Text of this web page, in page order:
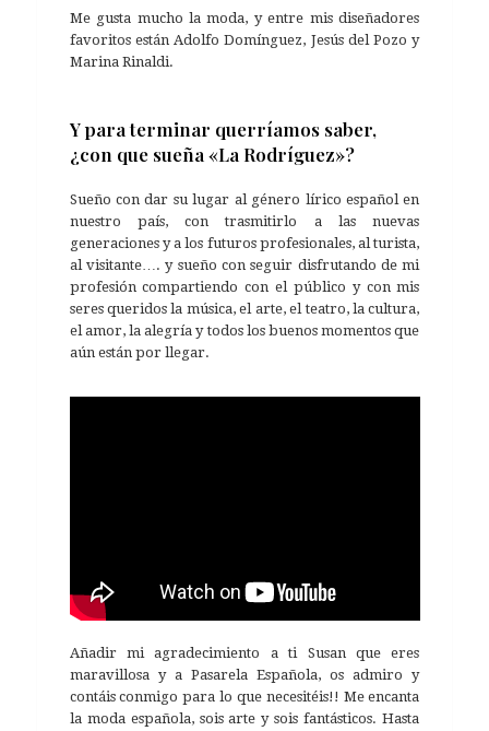
Me gusta mucho la moda, y entre mis diseñadores
favoritos están Adolfo Domínguez, Jesús del Pozo y
Marina Rinaldi.
Y para terminar querríamos saber,
¿con que sueña «La Rodríguez»?
Sueño con dar su lugar al género lírico español en
nuestro país, con trasmitirlo a las nuevas
generaciones y a los futuros profesionales, al turista,
al visitante…. y sueño con seguir disfrutando de mi
profesión compartiendo con el público y con mis
seres queridos la música, el arte, el teatro, la cultura,
el amor, la alegría y todos los buenos momentos que
aún están por llegar.
Añadir mi agradecimiento a ti Susan que eres
maravillosa y a Pasarela Española, os admiro y
contáis conmigo para lo que necesitéis!! Me encanta
la moda española, sois arte y sois fantásticos. Hasta